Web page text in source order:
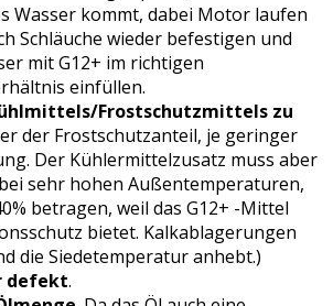
Wasser kommt, dabei Motor laufen
Schläuche wieder befestigen und
mit G12+ im richtigen
einfüllen.
Frostschutzmittels zu
der Frostschutzanteil, je geringer
Der Kühlermittelzusatz muss aber
sehr hohen Außentemperaturen,
betragen, weil das G12+ -Mittel
bietet. Kalkablagerungen
die Siedetemperatur anhebt.)
defekt.